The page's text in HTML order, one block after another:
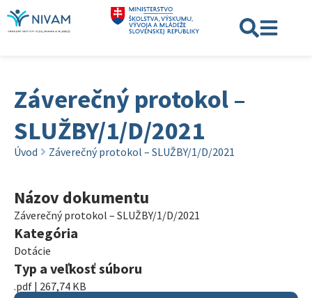
Záverečný protokol –
SLUŽBY/1/D/2021
Úvod Záverečný protokol – SLUŽBY/1/D/2021
Názov dokumentu
Záverečný protokol – SLUŽBY/1/D/2021
Kategória
Dotácie
Typ a veľkosť súboru
.pdf | 267,74 KB